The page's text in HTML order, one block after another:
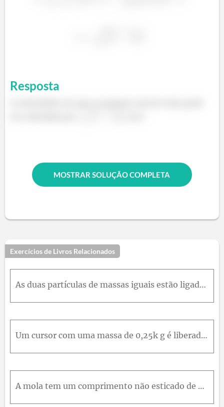
Resposta
MOSTRAR SOLUÇÃO COMPLETA
Exercícios de Livros Relacionados
As duas partículas de massas iguais estão ligadas por uma haste de massa desprezível. Se estas são liberadas a partir do repouso na posição mostrada e deslizam sobre a guia lisa no plano vertical, cal
Um cursor com uma massa de 0,25k g é liberado a partir do repouso em A e desliza para baixo e em torno do arame liso fixo. Determine a força N entre o arame e o cursor quando este passa o ponto B .
A mola tem um comprimento não esticado de 0,4m e uma rigidez de 200N / m . O cursor de 3k g e a mola conectada são liberados a partir do repouso em A e se deslocam no plano vertical. Calcule a velocid